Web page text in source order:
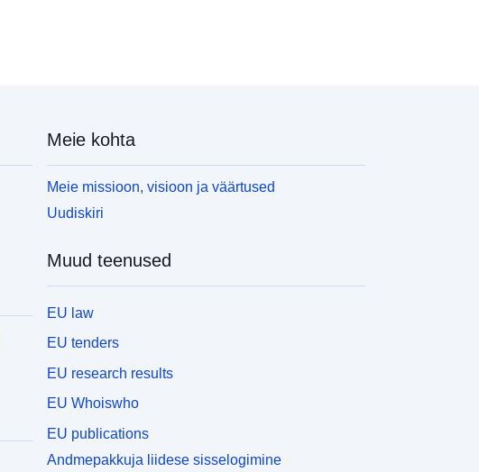
Meie kohta
Meie missioon, visioon ja väärtused
Uudiskiri
Muud teenused
EU law
EU tenders
EU research results
EU Whoiswho
EU publications
Andmepakkuja liidese sisselogimine